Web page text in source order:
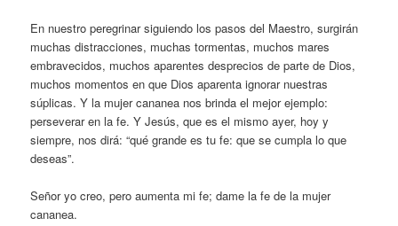
En nuestro peregrinar siguiendo los pasos del Maestro, surgirán
muchas distracciones, muchas tormentas, muchos mares
embravecidos, muchos aparentes desprecios de parte de Dios,
muchos momentos en que Dios aparenta ignorar nuestras
súplicas. Y la mujer cananea nos brinda el mejor ejemplo:
perseverar en la fe. Y Jesús, que es el mismo ayer, hoy y
siempre, nos dirá: “qué grande es tu fe: que se cumpla lo que
deseas”.
Señor yo creo, pero aumenta mi fe; dame la fe de la mujer
cananea.